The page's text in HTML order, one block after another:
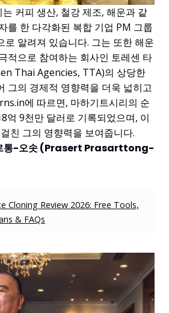
커피 생산, 철강 제조, 해운과 같
를 한 다각화된 복합 기업 PM 그룹
로 알려져 있습니다. 그는 또한 해운
적으로 참여하는 회사인 토레센 타
Thai Agencies, TTA)의 상당한
그의 경제적 영향력을 더욱 넓히고
에 따르면, 마하기트시리의 순
억 9천만 달러로 기록되었으며, 이
친 그의 영향력을 보여줍니다.
통-오솟 (Prasert Prasarttong-
Cloning Review 2026: Free Tools,
& FAQs